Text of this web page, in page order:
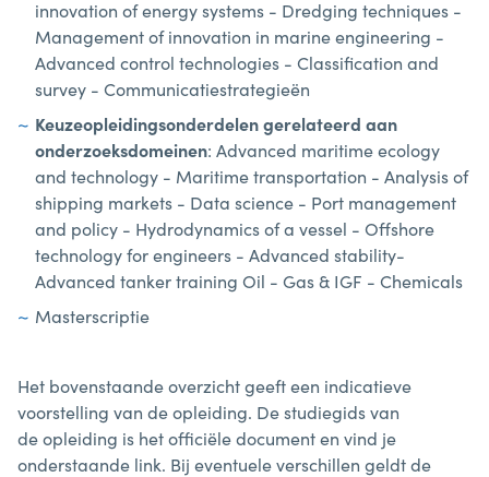
innovation of energy systems - Dredging techniques -
Management of innovation in marine engineering -
Advanced control technologies - Classification and
survey - Communicatiestrategieën
Keuzeopleidingsonderdelen gerelateerd aan
onderzoeksdomeinen: Advanced maritime ecology
and technology - Maritime transportation - Analysis of
shipping markets - Data science - Port management
and policy - Hydrodynamics of a vessel - Offshore
technology for engineers - Advanced stability-
Advanced tanker training Oil - Gas & IGF - Chemicals
Masterscriptie
Het bovenstaande overzicht geeft een indicatieve
voorstelling van de opleiding. De studiegids van
de opleiding is het officiële document en vind je
onderstaande link. Bij eventuele verschillen geldt de